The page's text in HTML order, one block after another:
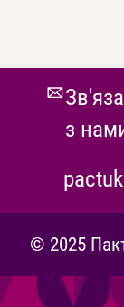
з
© 2025